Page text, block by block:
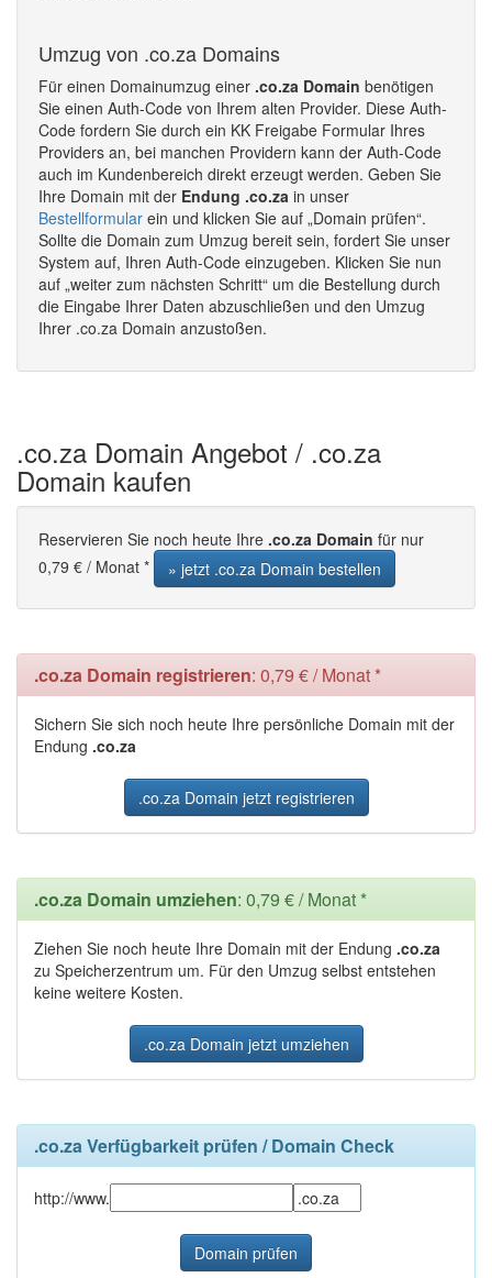
Umzug von .co.za Domains
Für einen Domainumzug einer .co.za Domain benötigen
Sie einen Auth-Code von Ihrem alten Provider. Diese Auth-
Code fordern Sie durch ein KK Freigabe Formular Ihres
Providers an, bei manchen Providern kann der Auth-Code
auch im Kundenbereich direkt erzeugt werden. Geben Sie
Ihre Domain mit der Endung .co.za in unser
Bestellformular ein und klicken Sie auf „Domain prüfen“.
Sollte die Domain zum Umzug bereit sein, fordert Sie unser
System auf, Ihren Auth-Code einzugeben. Klicken Sie nun
auf „weiter zum nächsten Schritt“ um die Bestellung durch
die Eingabe Ihrer Daten abzuschließen und den Umzug
Ihrer .co.za Domain anzustoßen.
.co.za Domain Angebot / .co.za
Domain kaufen
Reservieren Sie noch heute Ihre .co.za Domain für nur
0,79 € / Monat *
» jetzt .co.za Domain bestellen
.co.za Domain registrieren: 0,79 € / Monat *
Sichern Sie sich noch heute Ihre persönliche Domain mit der
Endung .co.za
.co.za Domain jetzt registrieren
.co.za Domain umziehen: 0,79 € / Monat *
Ziehen Sie noch heute Ihre Domain mit der Endung .co.za
zu Speicherzentrum um. Für den Umzug selbst entstehen
keine weitere Kosten.
.co.za Domain jetzt umziehen
.co.za Verfügbarkeit prüfen / Domain Check
http://www.